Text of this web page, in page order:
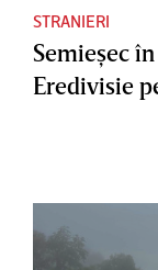
STRANIERI
Semieşec
Eredivisie